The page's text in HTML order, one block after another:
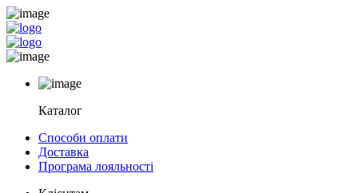
Каталог
Способи оплати
Доставка
Програма лояльності